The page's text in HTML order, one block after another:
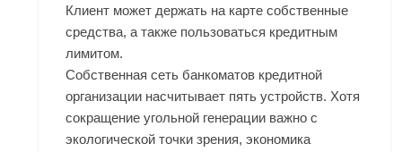
Клиент может держать на карте собственные
средства, а также пользоваться кредитным
лимитом.
Собственная сеть банкоматов кредитной
организации насчитывает пять устройств. Хотя
сокращение угольной генерации важно с
экологической точки зрения, экономика